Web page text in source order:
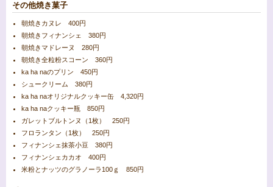
その他焼き菓子
朝焼きカヌレ 400円
朝焼きフィナンシェ 380円
朝焼きマドレーヌ 280円
朝焼き全粒粉スコーン 360円
ka ha naのプリン 450円
シュークリーム 380円
ka ha naオリジナルクッキー缶 4,320円
ka ha naクッキー瓶 850円
ガレットブルトンヌ（1枚） 250円
フロランタン（1枚） 250円
フィナンシェ抹茶小豆 380円
フィナンシェカカオ 400円
米粉とナッツのグラノーラ100ｇ 850円